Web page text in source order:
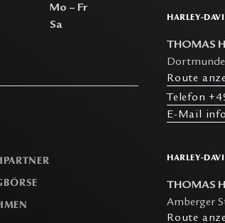
Mo – Fr
Sa
HARLEY-
THOMAS
Route
T elefon
E-Mail
HARLEY-
THOMAS
Amberger
Route